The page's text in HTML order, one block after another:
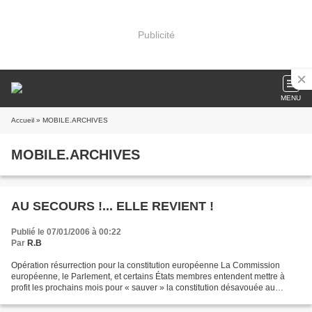
Publicité
MENU
Accueil » MOBILE.ARCHIVES
MOBILE.ARCHIVES
AU SECOURS !... ELLE REVIENT !
Publié le 07/01/2006 à 00:22
Par R.B
Opération résurrection pour la constitution européenne La Commission
européenne, le Parlement, et certains États membres entendent mettre à
profit les prochains mois pour « sauver » la constitution désavouée au